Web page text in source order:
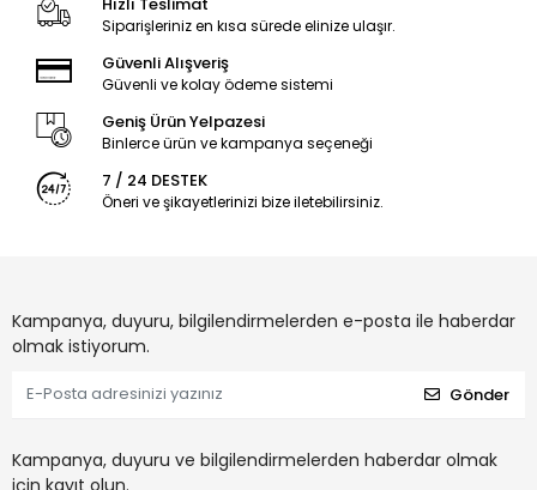
Siparişleriniz en kısa sürede elinize ulaşır.
Güvenli Alışveriş
Güvenli ve kolay ödeme sistemi
Geniş Ürün Yelpazesi
Binlerce ürün ve kampanya seçeneği
7 / 24 DESTEK
Öneri ve şikayetlerinizi bize iletebilirsiniz.
Kampanya, duyuru, bilgilendirmelerden e-posta ile haberdar
olmak istiyorum.
Gönder
Kampanya, duyuru ve bilgilendirmelerden haberdar olmak
için kayıt olun.